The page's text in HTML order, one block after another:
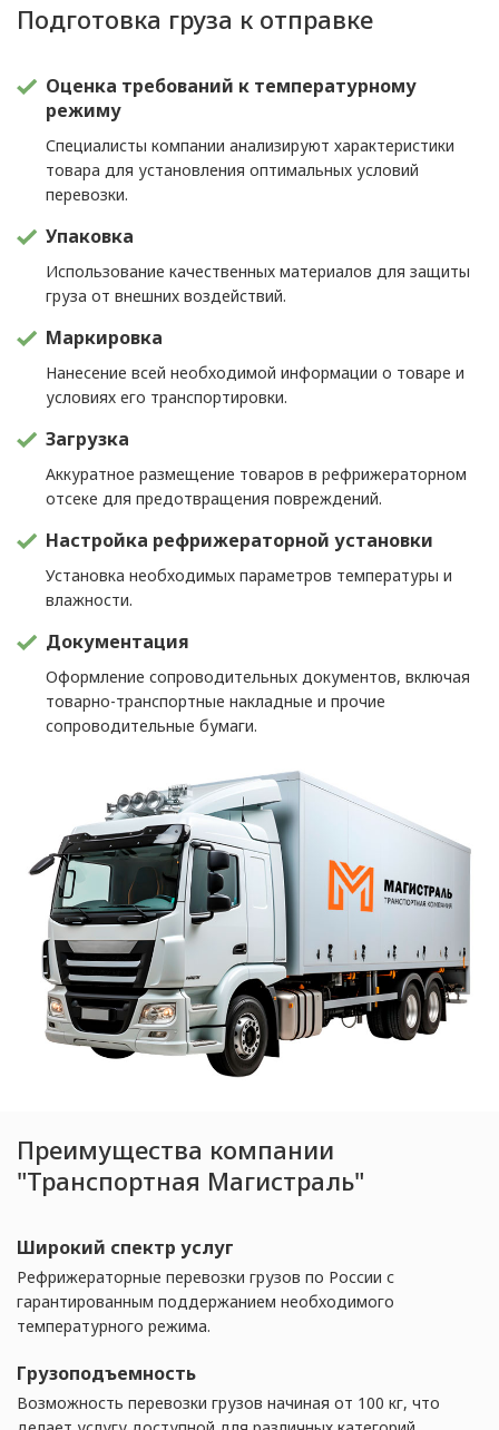
Подготовка груза к отправке
Оценка требований к температурному
режиму
Специалисты компании анализируют характеристики
товара для установления оптимальных условий
перевозки.
Упаковка
Использование качественных материалов для защиты
груза от внешних воздействий.
Маркировка
Нанесение всей необходимой информации о товаре и
условиях его транспортировки.
Загрузка
Аккуратное размещение товаров в рефрижераторном
отсеке для предотвращения повреждений.
Настройка рефрижераторной установки
Установка необходимых параметров температуры и
влажности.
Документация
Оформление сопроводительных документов, включая
товарно-транспортные накладные и прочие
сопроводительные бумаги.
Преимущества компании
"Транспортная Магистраль"
Широкий спектр услуг
Рефрижераторные перевозки грузов по России с
гарантированным поддержанием необходимого
температурного режима.
Грузоподъемность
Возможность перевозки грузов начиная от 100 кг, что